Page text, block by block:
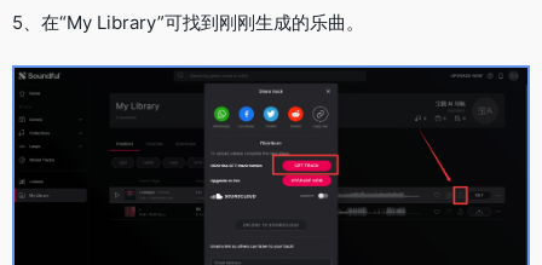
5、在“My Library”可找到刚刚生成的乐曲。